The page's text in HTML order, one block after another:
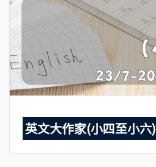
英文大作家(小四至小六)